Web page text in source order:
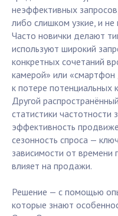
неэффективных
либо слишком узкие, и
Часто новички делают
используют широкий
конкретных сочетаний
камерой» или «смартфон
к потере потенциальных
Другой
статистики частотности
эффективность
сезонность спроса —
зависимости от времени
влияет на продажи.
Решение — с помощью
которые знают